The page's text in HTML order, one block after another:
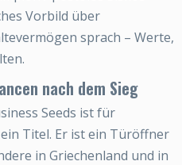
Vorbild über
sprach – Werte,
nach dem Sieg
Seeds ist für
Titel. Er ist ein Türöffner
in Griechenland und in